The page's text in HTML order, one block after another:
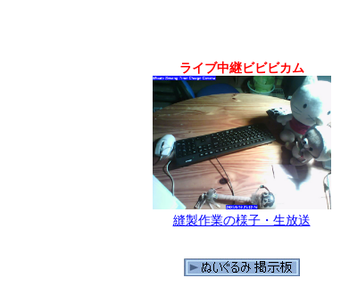
ライブ中継ビビビカム
縫製作業の様子・生放送